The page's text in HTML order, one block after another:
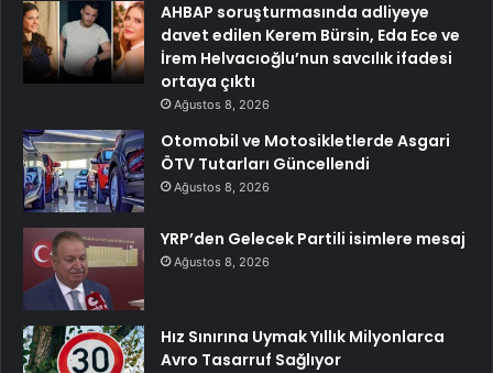
AHBAP soruşturmasında adliyeye
davet edilen Kerem Bürsin, Eda Ece ve
İrem Helvacıoğlu’nun savcılık ifadesi
ortaya çıktı
Ağustos 8, 2026
Otomobil ve Motosikletlerde Asgari
ÖTV Tutarları Güncellendi
Ağustos 8, 2026
YRP’den Gelecek Partili isimlere mesaj
Ağustos 8, 2026
Hız Sınırına Uymak Yıllık Milyonlarca
Avro Tasarruf Sağlıyor